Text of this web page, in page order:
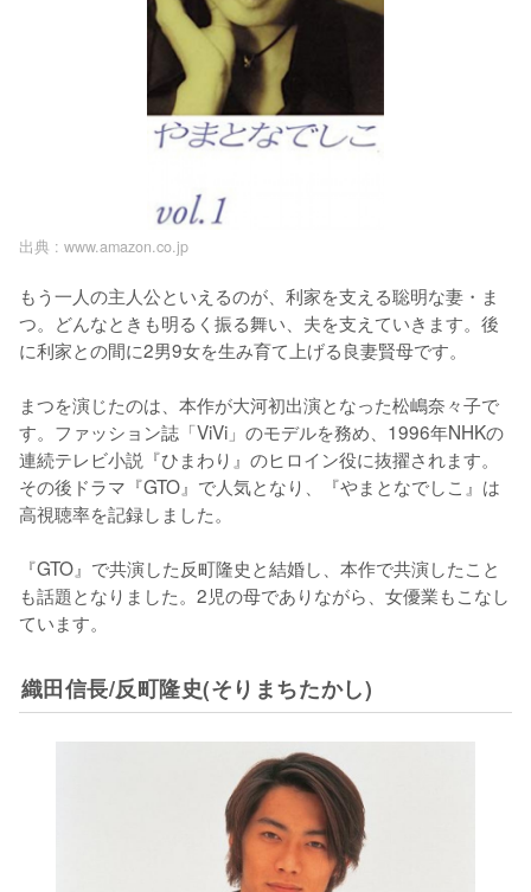
出典 : www.amazon.co.jp
もう一人の主人公といえるのが、利家を支える聡明な妻・ま
つ。どんなときも明るく振る舞い、夫を支えていきます。後
に利家との間に2男9女を生み育て上げる良妻賢母です。
まつを演じたのは、本作が大河初出演となった松嶋奈々子で
す。ファッション誌「ViVi」のモデルを務め、1996年NHKの
連続テレビ小説『ひまわり』のヒロイン役に抜擢されます。
その後ドラマ『GTO』で人気となり、『やまとなでしこ』は
高視聴率を記録しました。
『GTO』で共演した反町隆史と結婚し、本作で共演したこと
も話題となりました。2児の母でありながら、女優業もこなし
ています。
織田信長/反町隆史(そりまちたかし)